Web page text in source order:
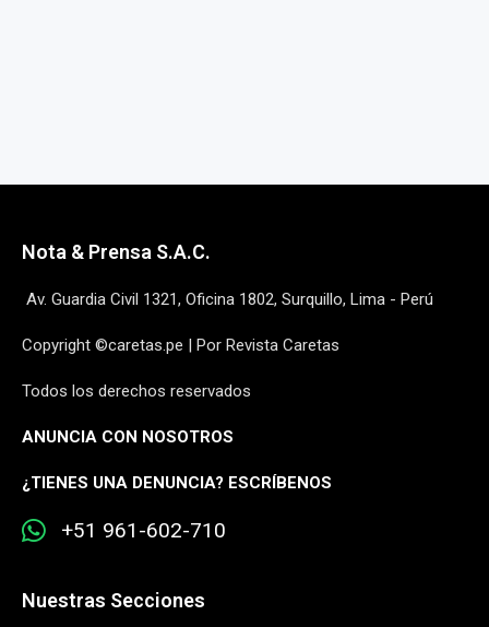
Nota & Prensa S.A.C.
Av. Guardia Civil 1321, Oficina 1802, Surquillo, Lima - Perú
Copyright ©caretas.pe | Por Revista Caretas
Todos los derechos reservados
ANUNCIA CON NOSOTROS
¿TIENES UNA DENUNCIA? ESCRÍBENOS
+51 961-602-710
Nuestras Secciones